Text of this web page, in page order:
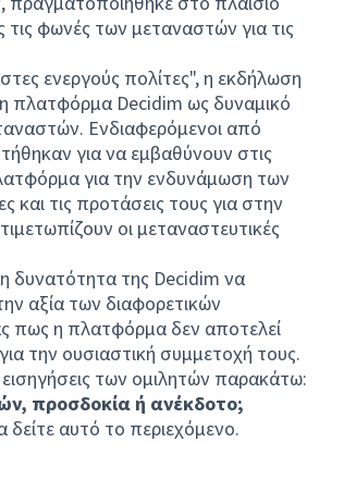
φωνές των μεταναστών για τις
ενεργούς πολίτες", η εκδήλωση
πλατφόρμα Decidim ως δυναμικό
Ενδιαφερόμενοι από
για να εμβαθύνουν στις
για την ενδυνάμωση των
και τις προτάσεις τους για στην
οι μεταναστευτικές
δυνατότητα της Decidim να
αξία των διαφορετικών
πως η πλατφόρμα δεν αποτελεί
την ουσιαστική συμμετοχή τους.
των ομιλητών παρακάτω:
προσδοκία ή ανέκδοτο;
αυτό το περιεχόμενο.